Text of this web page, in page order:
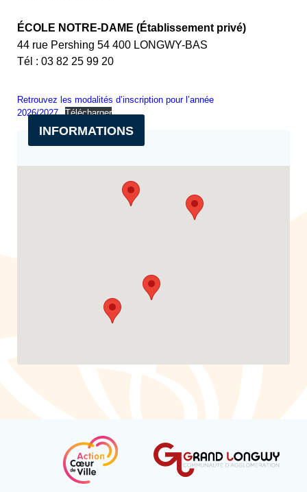
ÉCOLE NOTRE-DAME (Établissement privé)
44 rue Pershing 54 400 LONGWY-BAS
Tél : 03 82 25 99 20
Retrouvez les modalités d’inscription pour l’année
2026/2027 Télécharger
INFORMATIONS